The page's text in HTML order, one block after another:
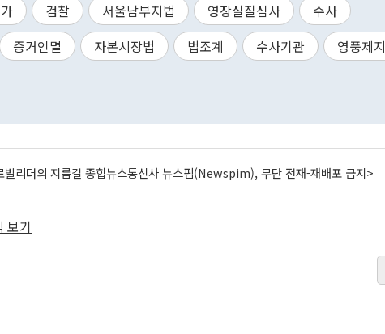
검찰 서울남부지법 영장실질심사
수사
증거인멸 자본시장법 법조계 수사기관
영풍제지
벌리더의 지름길 종합뉴스통신사 뉴스핌(Newspim), 무단 전재-재배포 금지>
보기